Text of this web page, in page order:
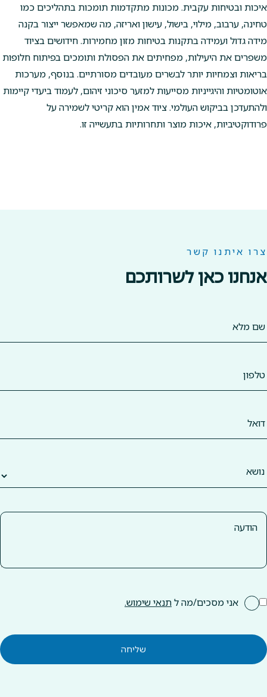
איכות ובטיחות עקבית. מכונות מתקדמות תומכות בתהליכים כמו
טחינה, ערבוב, מילוי, בישול, עישון ואריזה, מה שמאפשר ייצור בקנה
מידה גדול ועמידה בתקנות בטיחות מזון מחמירות. חידושים בציוד
משפרים את היעילות, מפחיתים את הפסולת ותומכים בפיתוח חלופות
בריאות וצמחיות יותר לבשרים מעובדים מסורתיים. בנוסף, מערכות
אוטומטיות והיגייניות מסייעות למזער סיכוני זיהום, לעמוד ביעדי קיימות
ולהתעדכן בביקוש העולמי. ציוד אמין הוא קריטי לשמירה על
פרודוקטיביות, איכות מוצר ותחרותיות בתעשייה זו.
צרו איתנו קשר
אנחנו כאן לשרותכם
אני מסכים/מה לתנאי שימוש.